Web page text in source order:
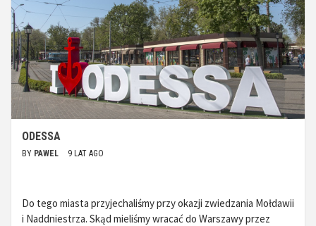
ODESSA
BY PAWEL 9 LAT AGO
Do tego miasta przyjechaliśmy przy okazji zwiedzania Mołdawii
i Naddniestrza. Skąd mieliśmy wracać do Warszawy przez